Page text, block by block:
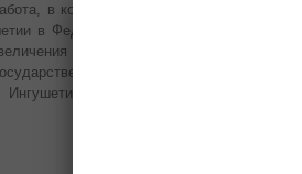
в которую были вовлечены эксперты
в Федеральном Собрании, дала такой
числа судебных участков», —
Думы по законопроекту,
рассчитывают, что оно будет